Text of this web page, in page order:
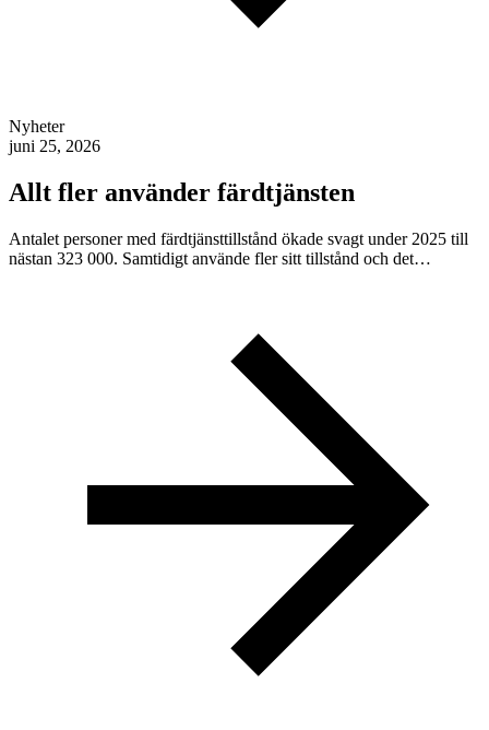
Nyheter
juni 25, 2026
Allt fler använder färdtjänsten
Antalet personer med färdtjänsttillstånd ökade svagt under 2025 till
nästan 323 000. Samtidigt använde fler sitt tillstånd och det…